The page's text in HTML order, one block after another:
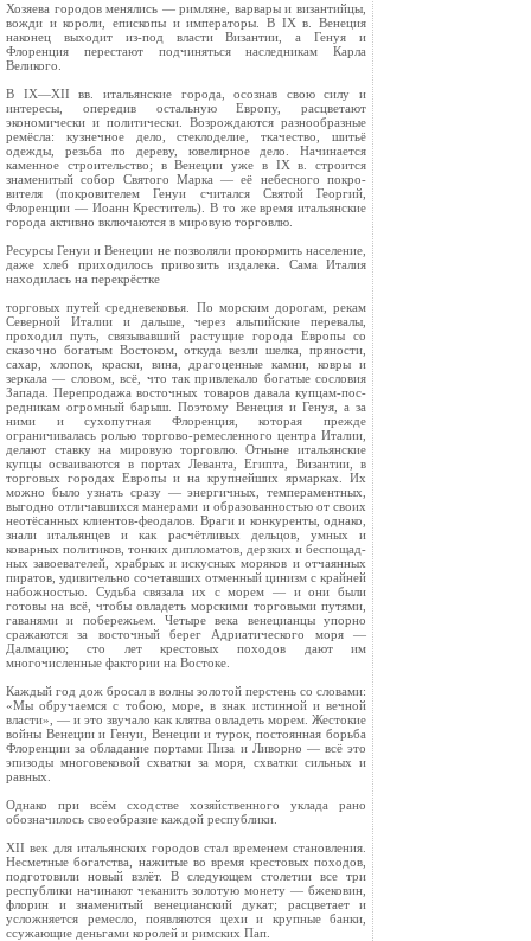
Хозяева городов менялись — римляне, варвары и византийцы,
вожди и короли, епископы и им­ператоры. В IX в. Венеция
наконец выходит из-под власти Византии, а Генуя и
Флоренция перестают подчиняться наследникам Карла
Великого.
В IX—XII вв. итальянские города, осознав свою силу и
интересы, опередив остальную Европу, рас­цветают
экономически и политически. Возрожда­ются разнообразные
ремёсла: кузнечное дело, стек­лоделие, ткачество, шитьё
одежды, резьба по де­реву, ювелирное дело. Начинается
каменное стро­ительство; в Венеции уже в IX в. строится
знаме­нитый собор Святого Марка — её небесного покро­
вителя (покровителем Генуи считался Святой Ге­оргий,
Флоренции — Иоанн Креститель). В то же время итальянские
города активно включаются в мировую торговлю.
Ресурсы Генуи и Венеции не позволяли прокор­мить население,
даже хлеб приходилось привозить издалека. Сама Италия
находилась на перекрёстке
торговых путей средневековья. По мор­ским дорогам, рекам
Северной Италии и дальше, через альпийские перевалы,
проходил путь, связывавший растущие города Ев­ропы со
сказочно богатым Востоком, откуда везли шелка, пряности,
сахар, хлопок, краски, вина, дра­гоценные камни, ковры и
зеркала — словом, всё, что так привлекало богатые сословия
Запада. Пе­репродажа восточных товаров давала купцам-пос­
редникам огромный барыш. Поэтому Венеция и Ге­нуя, а за
ними и сухопутная Флоренция, которая прежде
ограничивалась ролью торгово-ремесленного центра Италии,
делают ставку на мировую тор­говлю. Отныне итальянские
купцы осваиваются в портах Леванта, Египта, Византии, в
торговых го­родах Европы и на крупнейших ярмарках. Их
мож­но было узнать сразу — энергичных, темперамент­ных,
выгодно отличавшихся манерами и образован­ностью от своих
неотёсанных клиентов-феодалов. Враги и конкуренты, однако,
знали итальянцев и как расчётливых дельцов, умных и
коварных по­литиков, тонких дипломатов, дерзких и беспощад­
ных завоевателей, храбрых и искусных моряков и отчаянных
пиратов, удивительно сочетавших отменный цинизм с крайней
набожностью. Судьба связала их с морем — и они были
готовы на всё, чтобы овладеть морскими торговыми путями,
га­ванями и побережьем. Четыре века венецианцы упорно
сражаются за восточный берег Адриатичес­кого моря —
Далмацию; сто лет крестовых походов дают им
многочисленные фактории на Востоке.
Каждый год дож бросал в волны золотой перс­тень со словами:
«Мы обручаемся с тобою, море, в знак истинной и вечной
власти», — и это звучало как клятва овладеть морем. Жестокие
войны Ве­неции и Генуи, Венеции и турок, постоянная борьба
Флоренции за обладание портами Пиза и Ливорно — всё это
эпизоды многовековой схватки за моря, схватки сильных и
равных.
Однако при всём сходстве хозяйственного укла­да рано
обозначилось своеобразие каждой респуб­лики.
XII век для итальянских городов стал временем становления.
Несметные богатства, нажитые во время крестовых походов,
подготовили новый взлёт. В следующем столетии все три
республики начинают чеканить золотую монету — бжековин,
флорин и знаменитый венецианский дукат; расцве­тает и
усложняется ремесло, появляются цехи и крупные банки,
ссужающие деньгами королей и римских Пап.